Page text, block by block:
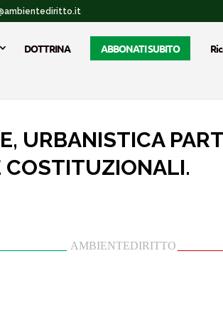
DOTTRINA ABBONATI SUBITO
URBANISTICA
COSTITUZIONALI.
AMBIENTEDIRITTO